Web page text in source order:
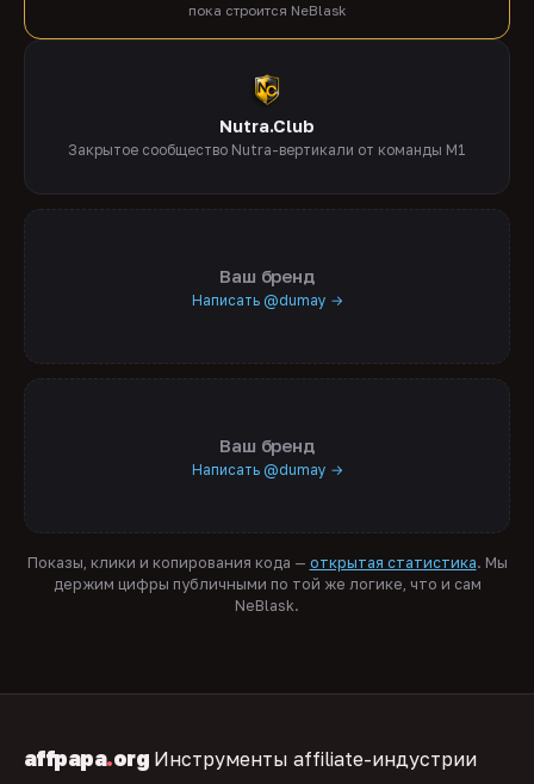
пока строится NeBlask
Nutra.Club
Закрытое сообщество Nutra-вертикали от команды M1
Ваш бренд
Написать @dumay →
Ваш бренд
Написать @dumay →
Показы, клики и копирования кода — открытая статистика. Мы
держим цифры публичными по той же логике, что и сам
NeBlask.
affpapa.org Инструменты affiliate-индустрии